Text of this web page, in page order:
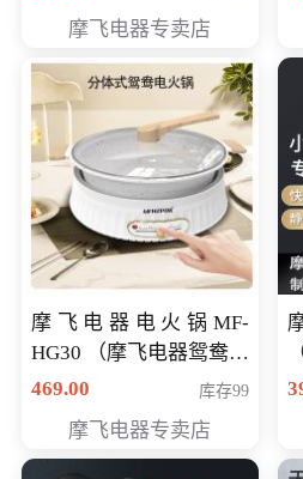
摩飞电器专卖店
摩飞电器电火锅MF-
HG30 （摩飞电器鸳鸯锅
MF-HG30 ） 会员专享价
469.00 库存99
摩飞电器专卖店